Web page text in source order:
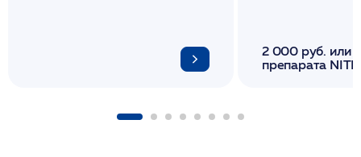
2 000 руб. или
препарата